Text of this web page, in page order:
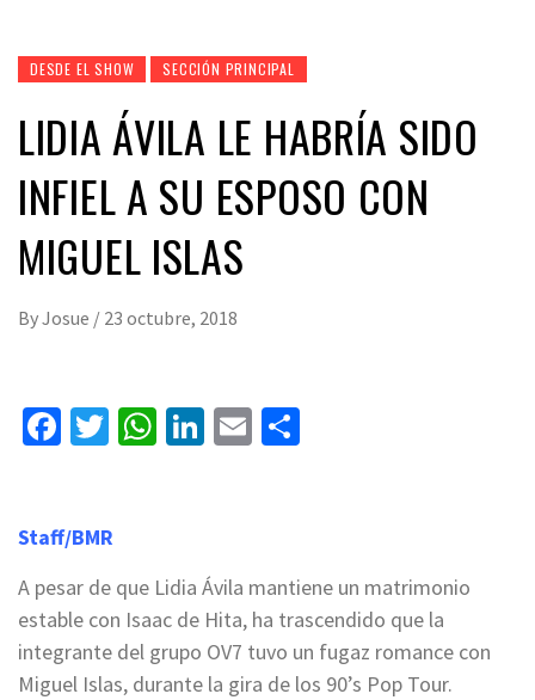
DESDE EL SHOW SECCIÓN PRINCIPAL
LIDIA ÁVILA LE HABRÍA SIDO
INFIEL A SU ESPOSO CON
MIGUEL ISLAS
ByJosue / 23 octubre, 2018
Facebook
Twitter
WhatsApp
LinkedIn
Email
Staff/BMR
A pesar de que Lidia Ávila mantiene un matrimonio
estable con Isaac de Hita, ha trascendido que la
integrante del grupo OV7 tuvo un fugaz romance con
Miguel Islas, durante la gira de los 90’s Pop Tour.